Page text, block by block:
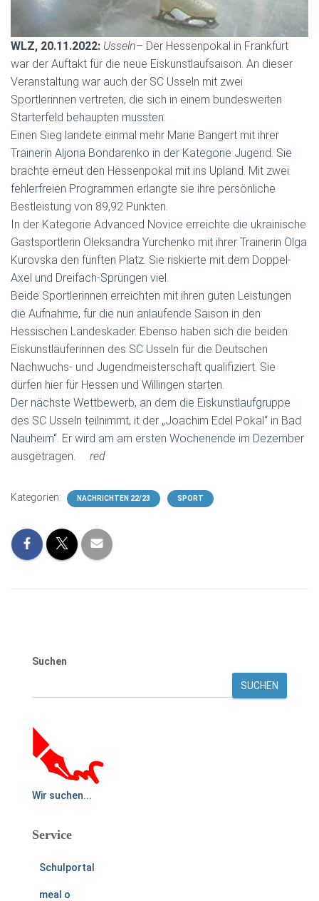
WLZ, 20.11.2022: Usseln– Der Hessenpokal in Frankfurt
war der Auftakt für die neue Eiskunstlaufsaison. An dieser
Veranstaltung war auch der SC Usseln mit zwei
Sportlerinnen vertreten, die sich in einem bundesweiten
Starterfeld behaupten mussten.
Einen Sieg landete einmal mehr Marie Bangert mit ihrer
Trainerin Aljona Bondarenko in der Kategorie Jugend. Sie
brachte erneut den Hessenpokal mit ins Upland. Mit zwei
fehlerfreien Programmen erlangte sie ihre persönliche
Bestleistung von 89,92 Punkten.
In der Kategorie Advanced Novice erreichte die ukrainische
Gastsportlerin Oleksandra Yurchenko mit ihrer Trainerin Olga
Kurovska den fünften Platz. Sie riskierte mit dem Doppel-
Axel und Dreifach-Sprüngen viel.
Beide Sportlerinnen erreichten mit ihren guten Leistungen
die Aufnahme, für die nun anlaufende Saison in den
Hessischen Landeskader. Ebenso haben sich die beiden
Eiskunstläuferinnen des SC Usseln für die Deutschen
Nachwuchs- und Jugendmeisterschaft qualifiziert. Sie
dürfen hier für Hessen und Willingen starten.
Der nächste Wettbewerb, an dem die Eiskunstlaufgruppe
des SC Usseln teilnimmt, it der „Joachim Edel Pokal“ in Bad
Nauheim“. Er wird am am ersten Wochenende im Dezember
ausgetragen. red
Kategorien: NACHRICHTEN 22/23 SPORT
Suchen
SUCHEN
Wir suchen...
Service
Schulportal
meal o